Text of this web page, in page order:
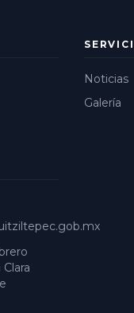
Noticias
Galería